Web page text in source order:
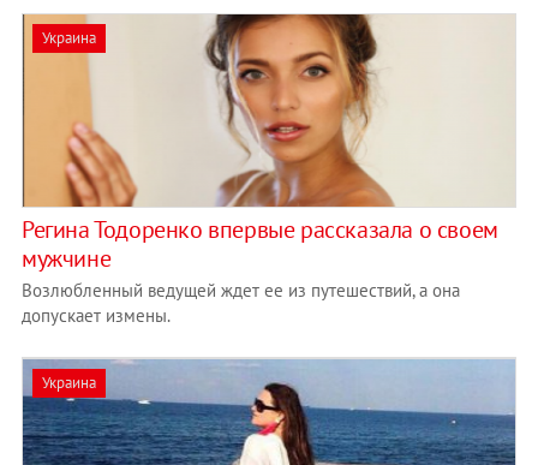
Украина
Регина Тодоренко впервые рассказала о своем
мужчине
Возлюбленный ведущей ждет ее из путешествий, а она
допускает измены.
Украина